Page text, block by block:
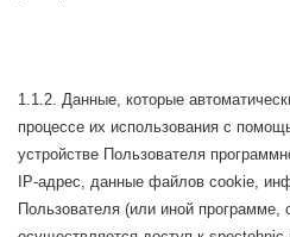
1.1.2. Данные, которые
процессе их использования с
устройстве Пользователя
IP-адрес, данные файлов cookie,
Пользователя (или иной